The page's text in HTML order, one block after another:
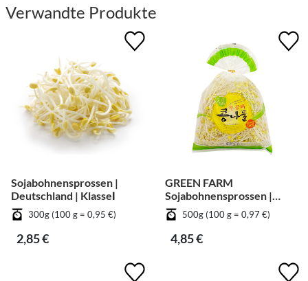
Verwandte Produkte
Sojabohnensprossen |
Deutschland | KlasseⅠ
300g (100 g = 0,95 €)
2,85 €
GREEN FARM
Sojabohnensprossen |
Deutschland | KlasseⅠ
500g (100 g = 0,97 €)
4,85 €